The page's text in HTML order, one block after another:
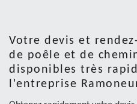
Votre devis et
de poêle et de
disponibles très
l'entreprise